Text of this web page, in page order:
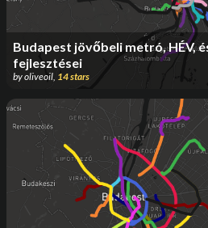
Budapest jövőbeli metró, HÉV,
fejlesztései
byoliveoil 14stars